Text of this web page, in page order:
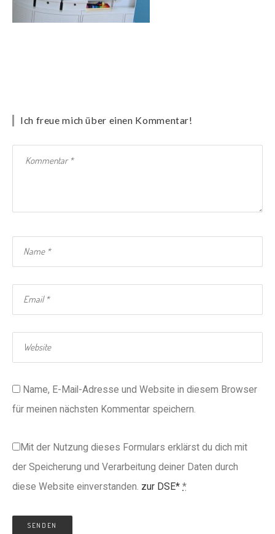
Ich freue mich über einen Kommentar!
Name, E-Mail-Adresse und Website in diesem Browser
für meinen nächsten Kommentar speichern.
Mit der Nutzung dieses Formulars erklärst du dich mit
der Speicherung und Verarbeitung deiner Daten durch
diese Website einverstanden. zur DSE* *